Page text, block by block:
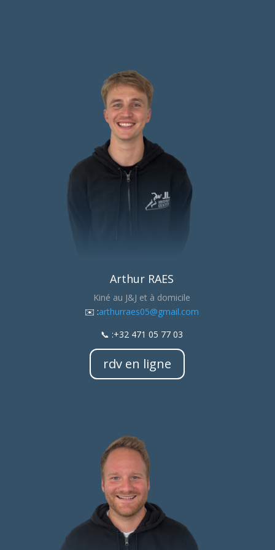
Arthur RAES
Kiné au J&J et à domicile
​✉️ :arthurraes05@gmail.com
📞 :+32 471 05 77 03
rdv en ligne